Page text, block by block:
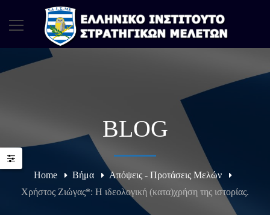
BLOG
Home Βήμα
Απόψεις - Προτάσεις Μελών
Χρήστος Ζιώγας*: Η ιδεολογική (κατα)χρήση της ιστορίας.